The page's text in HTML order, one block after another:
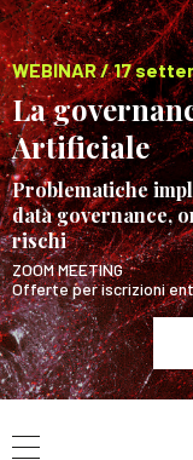
WEBINAR / 17
La
Artificiale
Problematiche
data governance,
rischi
ZOOM MEETING
Offerte per iscrizioni